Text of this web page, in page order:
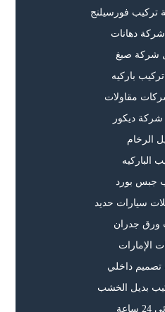
تركيب فورسيلنج
دهانات
شركة صبغ
باركيه
مقاولات
ديكور
الرخام
الباركيه
جبس بورد
سيارات حديد
ورق جدران
الإمارات
داخلي
بديل الخشب
ساعة